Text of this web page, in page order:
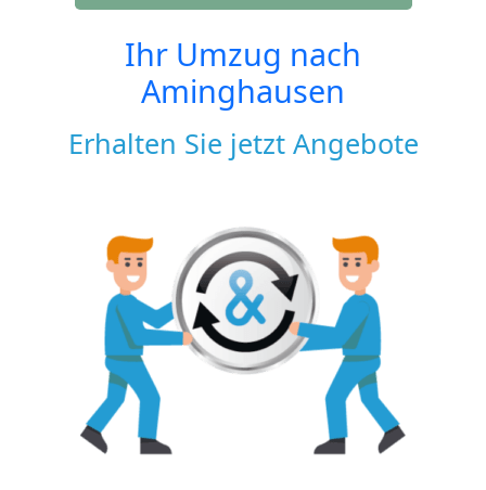
Ihr Umzug nach
Aminghausen
Erhalten Sie jetzt Angebote